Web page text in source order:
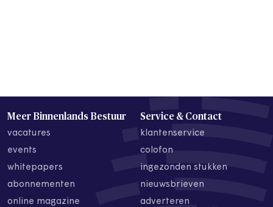
Meer Binnenlands Bestuur
vacatures
events
whitepapers
abonnementen
online magazine
Service & Contact
klantenservice
colofon
ingezonden stukken
nieuwsbrieven
adverteren